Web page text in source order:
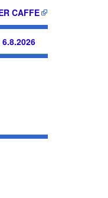
CAFFE
6.8.2026